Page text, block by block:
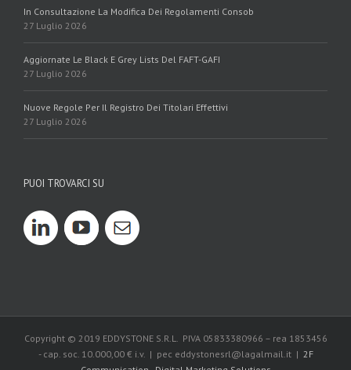
In Consultazione La Modifica Dei Regolamenti Consob
27 Luglio 2026
Aggiornate Le Black E Grey Lists Del FAFT-GAFI
27 Luglio 2026
Nuove Regole Per Il Registro Dei Titolari Effettivi
27 Luglio 2026
PUOI TROVARCI SU
Copyright © 2019 EDDYSTONE S.R.L. PIVA 05833380966 – rea 1853456
- cap. soc. 10.000,00 € i.v. | pec eddystonesrl@lagalmail.it | 2F